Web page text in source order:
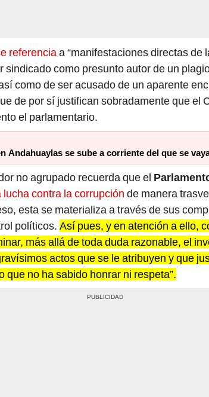
sindicado como presunto autor de un
como de ser acusado de un aparente
de por sí justifican sobradamente que el
el parlamentario.
Andahuaylas se sube a corriente del que se
no agrupado recuerda que el
contra la corrupciónde manera
esta se materializa a través de sus
políticos.Así pues, y en atención a ello,
más allá de toda duda razonable, el
actos que se le atribuyen y que
que no ha sabido honrar ni respeta”.